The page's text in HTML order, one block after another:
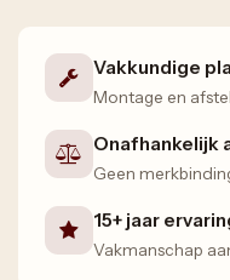
Vakkundige
Montage en
Onafhankelijk
Geen
15+ jaar
Vakmanschap